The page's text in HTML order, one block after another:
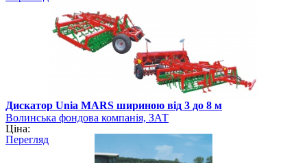
Дискатор Unia MARS шириною від 3 до 8 м
Волинська фондова компанія, ЗАТ
Ціна:
Перегляд